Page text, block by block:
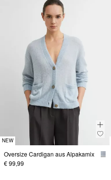
NEW
Oversize Cardigan aus Alpakamix
€ 99,99